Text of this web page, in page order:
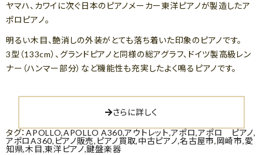
ヤマハ、カワイに次ぐ日本のピアノメーカー東洋ピアノが製造したア
ポロピアノ。
明るい木目、艶消しの外装がとても落ち着いた印象のピアノです。
3型（133cm）、グランドピアノと同様の総アグラフ、ドイツ製高級レン
ナー（ハンマー部分）など機能性も充実したよく鳴るピアノです。
さらに詳しく
タグ：APOLLO,APOLLO A360,アウトレット,アポロ,アポロ ピアノ,
アポロA360, ピアノ販売, ピアノ買取,中古ピアノ,名古屋市,岡崎市,愛
知県,木目,東洋ピアノ,鍵盤楽器